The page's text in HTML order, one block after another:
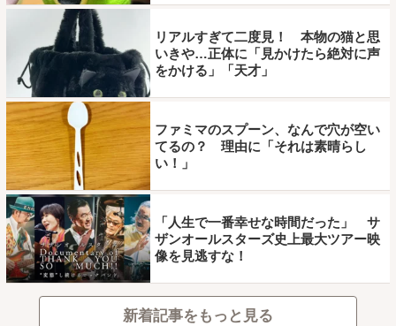
リアルすぎて二度見！ 本物の猫と思
いきや…正体に「見かけたら絶対に声
をかける」「天才」
ファミマのスプーン、なんで穴が空い
てるの？ 理由に「それは素晴らし
い！」
「人生で一番幸せな時間だった」 サ
ザンオールスターズ史上最大ツアー映
像を見逃すな！
新着記事をもっと見る